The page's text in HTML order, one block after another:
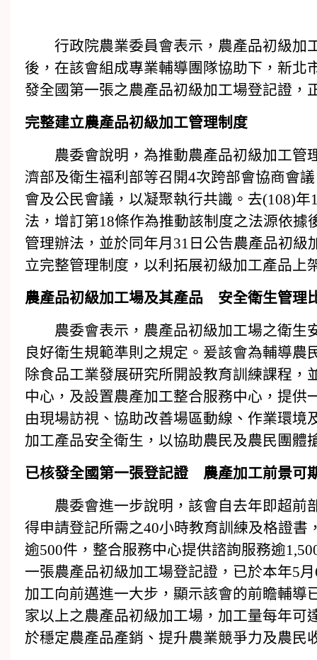
行政院農業委員會表示，農產品初級加
後，在該會組成專業輔導團隊協助下，新北
發全國第一張之農產品初級加工場登記證，
完整建立農產品初級加工管理制度
農委會說明，為推動農產品初級加工管
濟部及衛生福利部等召開4次跨部會協商會
會及公民會議，以凝聚執行共識。去(108)
法，增訂第18條作為推動該制度之法源依
管理辦法，並於同年月31日公告農產品初
立完整管理制度，以利拓展初級加工產品上
農產品初級加工場及其產品 安全衛生管理
農委會表示，農產品初級加工場之衛生
良好衛生規範準則之規定。爰該會為輔導
除食品工業發展研究所開設教育訓練課程
中心，及設置農產加工整合服務中心，提
由現場訪視、協助改善場區動線、作業環
加工產品安全衛生，以協助農民及農民團體
已核發全國第一張登記證 農產加工前景可
農委會進一步說明，該會自去年即超前
得申請登記所需之40小時教育訓練及格證
逾500件，整合服務中心提供諮詢服務逾
一張農產品初級加工場登記證，已於本年5
加工向前邁進一大步，顯示該會的前瞻輔導
家以上之農產品初級加工場，加工量每年可
於穩定農產品產銷、提升農業競爭力及農民